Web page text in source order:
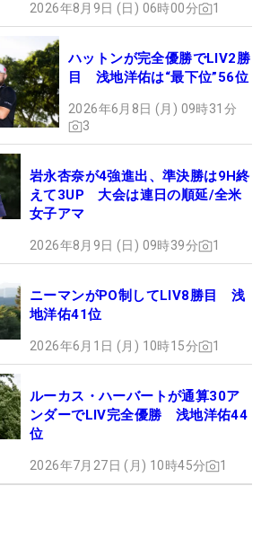
2026年8月9日 (日) 06時00分 1
ハットンが完全優勝でLIV2勝
目 浅地洋佑は“最下位”56位
2026年6月8日 (月) 09時31分
3
岩永杏奈が4強進出、準決勝は9H終
えて3UP 大会は連日の順延/全米
女子アマ
2026年8月9日 (日) 09時39分 1
ニーマンがPO制してLIV8勝目 浅
地洋佑41位
2026年6月1日 (月) 10時15分 1
ルーカス・ハーバートが通算30ア
ンダーでLIV完全優勝 浅地洋佑44
位
2026年7月27日 (月) 10時45分 1